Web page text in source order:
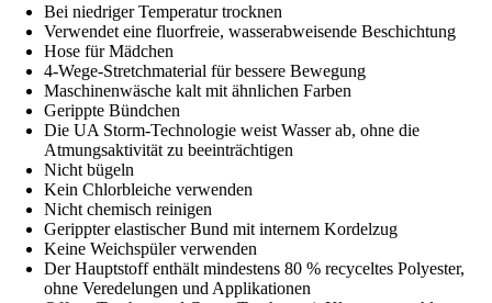
Bei niedriger Temperatur trocknen
Verwendet eine fluorfreie, wasserabweisende Beschichtung
Hose für Mädchen
4-Wege-Stretchmaterial für bessere Bewegung
Maschinenwäsche kalt mit ähnlichen Farben
Gerippte Bündchen
Die UA Storm-Technologie weist Wasser ab, ohne die
Atmungsaktivität zu beeinträchtigen
Nicht bügeln
Kein Chlorbleiche verwenden
Nicht chemisch reinigen
Gerippter elastischer Bund mit internem Kordelzug
Keine Weichspüler verwenden
Der Hauptstoff enthält mindestens 80 % recyceltes Polyester,
ohne Veredelungen und Applikationen